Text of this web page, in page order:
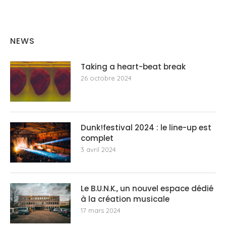
NEWS
Taking a heart-beat break
26 octobre 2024
Dunk!festival 2024 : le line-up est
complet
3 avril 2024
Le B.U.N.K., un nouvel espace dédié
à la création musicale
17 mars 2024